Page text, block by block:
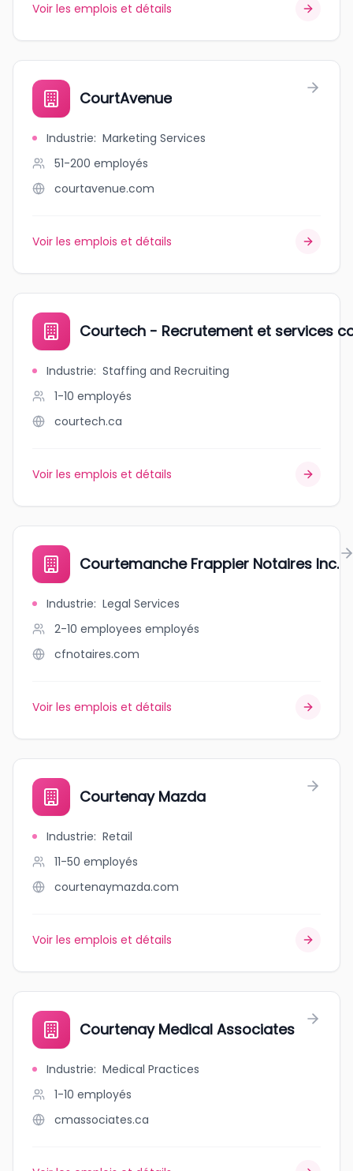
Voir les emplois et détails
CourtAvenue
Industrie: Marketing Services
51-200 employés
courtavenue.com
Voir les emplois et détails
Courtech - Recrutement et services
Industrie: Staffing and Recruiting
1-10 employés
courtech.ca
Voir les emplois et détails
Courtemanche Frappier Notaires Inc.
Industrie: Legal Services
2-10 employees employés
cfnotaires.com
Voir les emplois et détails
Courtenay Mazda
Industrie: Retail
11-50 employés
courtenaymazda.com
Voir les emplois et détails
Courtenay Medical Associates
Industrie: Medical Practices
1-10 employés
cmassociates.ca